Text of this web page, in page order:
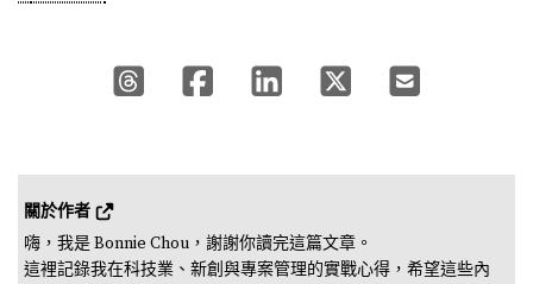
關於作者
嗨，我是 Bonnie Chou，謝謝你讀完這篇文章。
這裡記錄我在科技業、新創與專案管理的實戰心得，希望這些內